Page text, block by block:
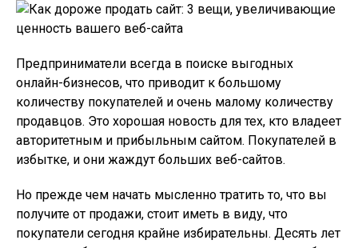
Предприниматели всегда в поиске выгодных
онлайн-бизнесов, что приводит к большому
количеству покупателей и очень малому количеству
продавцов. Это хорошая новость для тех, кто владеет
авторитетным и прибыльным сайтом. Покупателей в
избытке, и они жаждут больших веб-сайтов.
Но прежде чем начать мысленно тратить то, что вы
получите от продажи, стоит иметь в виду, что
покупатели сегодня крайне избирательны. Десять лет